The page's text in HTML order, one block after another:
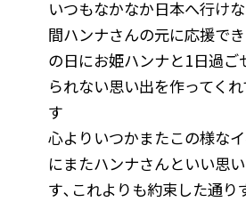
いつもなかなか日本へ行け
間ハンナさんの元に応援で
の日にお姫ハンナと1日過ご
られない思い出を作ってく
す
心よりいつかまたこの様な
にまたハンナさんといい思
す､これよりも約束した通り